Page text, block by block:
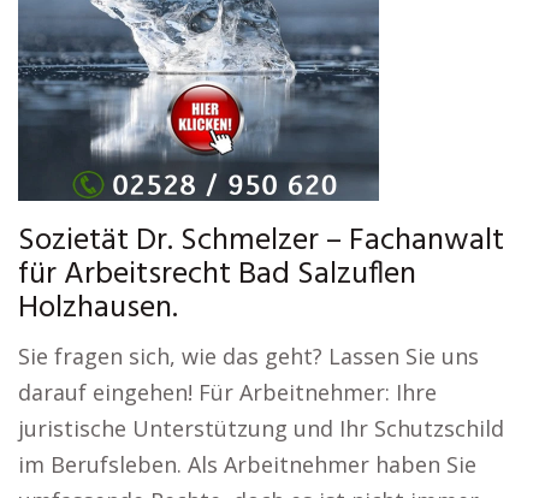
Sozietät Dr. Schmelzer – Fachanwalt
für Arbeitsrecht Bad Salzuflen
Holzhausen.
Sie fragen sich, wie das geht? Lassen Sie uns
darauf eingehen! Für Arbeitnehmer: Ihre
juristische Unterstützung und Ihr Schutzschild
im Berufsleben. Als Arbeitnehmer haben Sie